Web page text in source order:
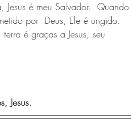
Jesus é meu Salvador.  Quando
por  Deus, Ele é ungido.
é graças a Jesus, seu
Jesus.